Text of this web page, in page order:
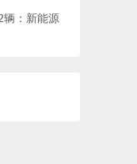
辆：新能源